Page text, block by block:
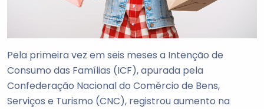
Pela primeira vez em seis meses a Intenção de
Consumo das Famílias (ICF), apurada pela
Confederação Nacional do Comércio de Bens,
Serviços e Turismo (CNC), registrou aumento na